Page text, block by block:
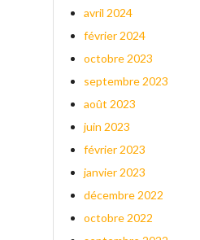
avril 2024
février 2024
octobre 2023
septembre 2023
août 2023
juin 2023
février 2023
janvier 2023
décembre 2022
octobre 2022